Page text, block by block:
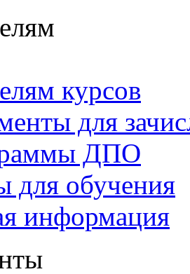
курсов
для
ДПО
для обучения
информация